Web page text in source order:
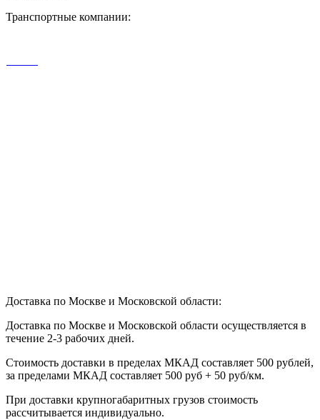
Транспортные компании:
Доставка по Москве и Московской области:
Доставка по Москве и Московской области осуществляется в
течение 2-3 рабочих дней.
Стоимость доставки в пределах МКАД составляет 500 рублей,
за пределами МКАД составляет 500 руб + 50 руб/км.
При доставки крупногабаритных грузов стоимость
рассчитывается индивидуально.